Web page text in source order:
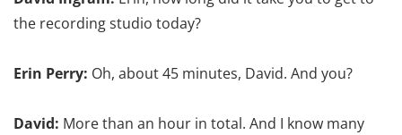
the recording studio today?
Erin Perry: Oh, about 45 minutes, David. And you?
David: More than an hour in total. And I know many